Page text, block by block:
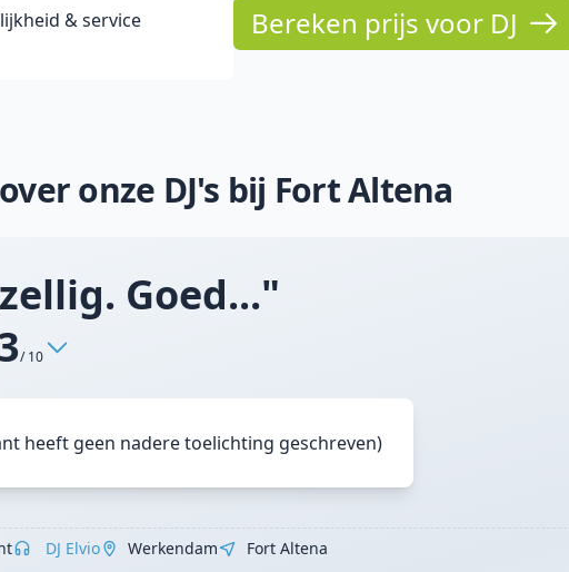
& service Bereken prijs voor DJ
onze DJ's bij Fort Altena
Goed..."
/ 10
heeft geen nadere toelichting geschreven)
DJ Elvio Werkendam Fort Altena